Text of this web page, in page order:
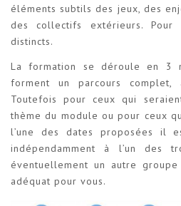
éléments subtils des jeux, des
des collectifs extérieurs.
distincts.
La formation se déroule en 3
forment un parcours complet,
Toutefois pour ceux qui
thème du module ou pour ceux
l’une des dates proposées il
indépendamment à l’un des
éventuellement un autre
adéquat pour vous.